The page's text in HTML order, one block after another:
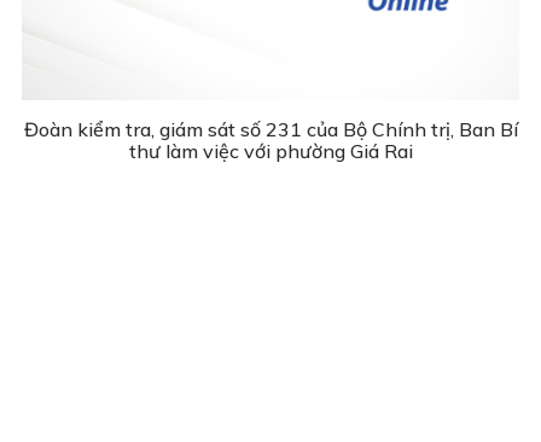
Đoàn kiểm tra, giám sát số 231 của Bộ Chính trị, Ban Bí
thư làm việc với phường Giá Rai